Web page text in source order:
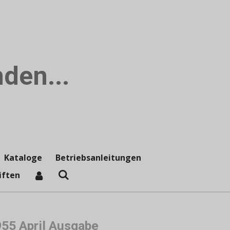
Kataloge
Betriebsanleitungen
April Ausgabe